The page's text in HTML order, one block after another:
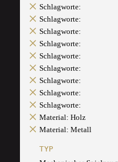
Schlagworte:
Schlagworte:
Schlagworte:
Schlagworte:
Schlagworte:
Schlagworte:
Schlagworte:
Schlagworte:
Schlagworte:
Material: Holz
Material: Metall
TYP